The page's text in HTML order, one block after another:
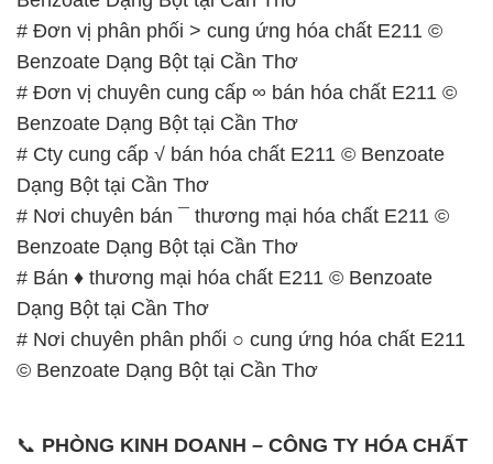
# Cty cung cấp √ bán hóa chất E211 © Benzoate
Dạng Bột tại Cần Thơ
# Nơi chuyên bán ¯ thương mại hóa chất E211 ©
Benzoate Dạng Bột tại Cần Thơ
# Bán ♦ thương mại hóa chất E211 © Benzoate
Dạng Bột tại Cần Thơ
# Nơi chuyên phân phối ○ cung ứng hóa chất E211
© Benzoate Dạng Bột tại Cần Thơ
📞PHÒNG KINH DOANH – CÔNG TY HÓA CHẤT
ĐẮC TRƯỜNG PHÁT🌐
🌐 Website: https://hoachatmientay.vn/
– 0933.920.505 – 028.3504.5555